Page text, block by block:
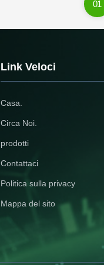
01
Link Veloci
Casa.
Circa Noi.
prodotti
Contattaci
Politica sulla privacy
Mappa del sito